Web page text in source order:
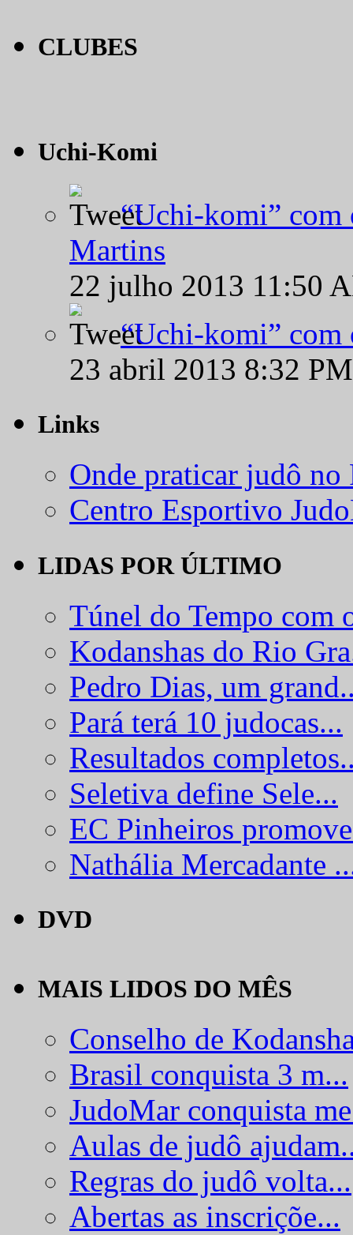
CLUBES
Uchi-Komi
“Uchi-komi” com
Martins
22 julho 2013 11:50
“Uchi-komi” com
23 abril 2013 8:32
Links
Onde praticar judô
Centro Esportivo
LIDAS POR ÚLTIMO
Túnel do Tempo com
Kodanshas do Rio
Pedro Dias, um
Pará terá 10 judocas...
Resultados
Seletiva define Sele...
EC Pinheiros
Nathália Mercadante
DVD
MAIS LIDOS DO MÊS
Conselho de
Brasil conquista 3 m...
JudoMar conquista
Aulas de judô
Regras do judô volta...
Abertas as inscriçõe...